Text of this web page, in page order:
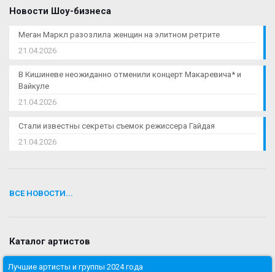
Новости Шоу-бизнеса
Меган Маркл разозлила женщин на элитном ретрите
21.04.2026
В Кишиневе неожиданно отменили концерт Макаревича* и
Вайкуле
21.04.2026
Стали известны секреты съемок режиссера Гайдая
21.04.2026
ВСЕ НОВОСТИ...
Каталог артистов
Лучшие артисты и группы 2024 года